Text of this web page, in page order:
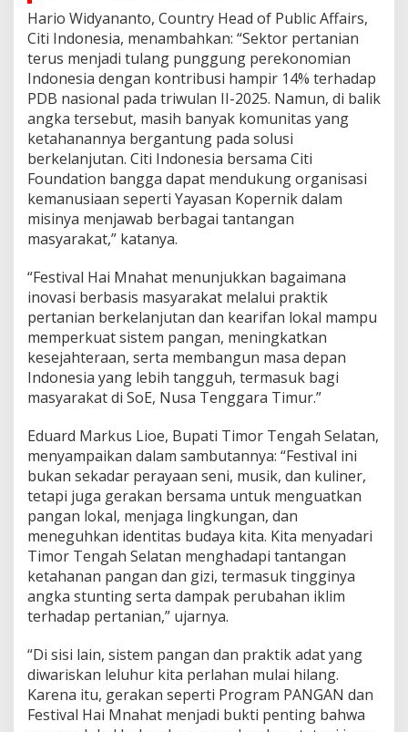
Hario Widyananto, Country Head of Public Affairs,
Citi Indonesia, menambahkan: “Sektor pertanian
terus menjadi tulang punggung perekonomian
Indonesia dengan kontribusi hampir 14% terhadap
PDB nasional pada triwulan II-2025. Namun, di balik
angka tersebut, masih banyak komunitas yang
ketahanannya bergantung pada solusi
berkelanjutan. Citi Indonesia bersama Citi
Foundation bangga dapat mendukung organisasi
kemanusiaan seperti Yayasan Kopernik dalam
misinya menjawab berbagai tantangan
masyarakat,” katanya.
“Festival Hai Mnahat menunjukkan bagaimana
inovasi berbasis masyarakat melalui praktik
pertanian berkelanjutan dan kearifan lokal mampu
memperkuat sistem pangan, meningkatkan
kesejahteraan, serta membangun masa depan
Indonesia yang lebih tangguh, termasuk bagi
masyarakat di SoE, Nusa Tenggara Timur.”
Eduard Markus Lioe, Bupati Timor Tengah Selatan,
menyampaikan dalam sambutannya: “Festival ini
bukan sekadar perayaan seni, musik, dan kuliner,
tetapi juga gerakan bersama untuk menguatkan
pangan lokal, menjaga lingkungan, dan
meneguhkan identitas budaya kita. Kita menyadari
Timor Tengah Selatan menghadapi tantangan
ketahanan pangan dan gizi, termasuk tingginya
angka stunting serta dampak perubahan iklim
terhadap pertanian,” ujarnya.
“Di sisi lain, sistem pangan dan praktik adat yang
diwariskan leluhur kita perlahan mulai hilang.
Karena itu, gerakan seperti Program PANGAN dan
Festival Hai Mnahat menjadi bukti penting bahwa